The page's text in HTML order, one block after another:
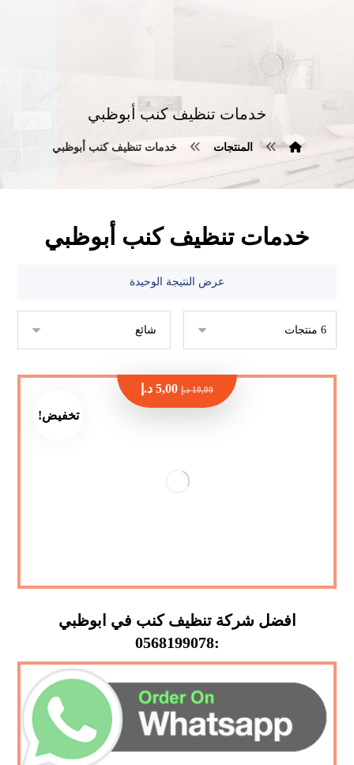
خدمات تنظيف كنب أبوظبي
المنتجات خدمات تنظيف كنب أبوظبي
خدمات تنظيف كنب أبوظبي
عرض النتيجة الوحيدة
تخفيض!
افضل شركة تنظيف كنب في ابوظبي
:0568199078
10,00 د.إ 5,00 د.إ